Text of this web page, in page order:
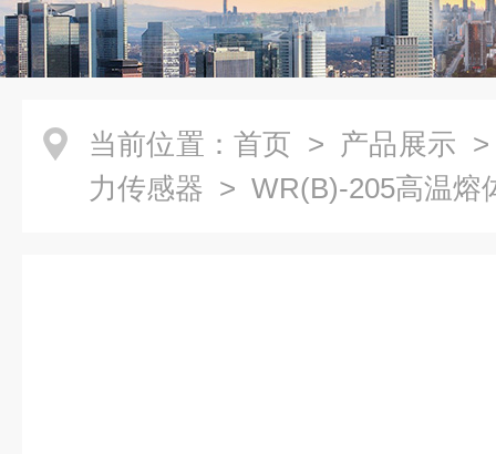
当前位置： 首页 > 产品展示
力传感器 > WR(B)-205高温熔